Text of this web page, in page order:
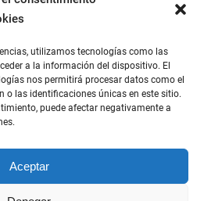
utilizamos tecnologías como las
a la información del dispositivo. El
nos permitirá procesar datos como el
o las identificaciones únicas en este sitio.
puede afectar negativamente a
Aceptar